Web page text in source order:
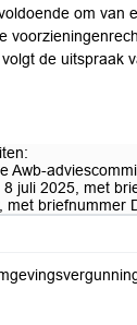
om van
de uitspraak
Awb-
juli 2025, met
met briefnummer